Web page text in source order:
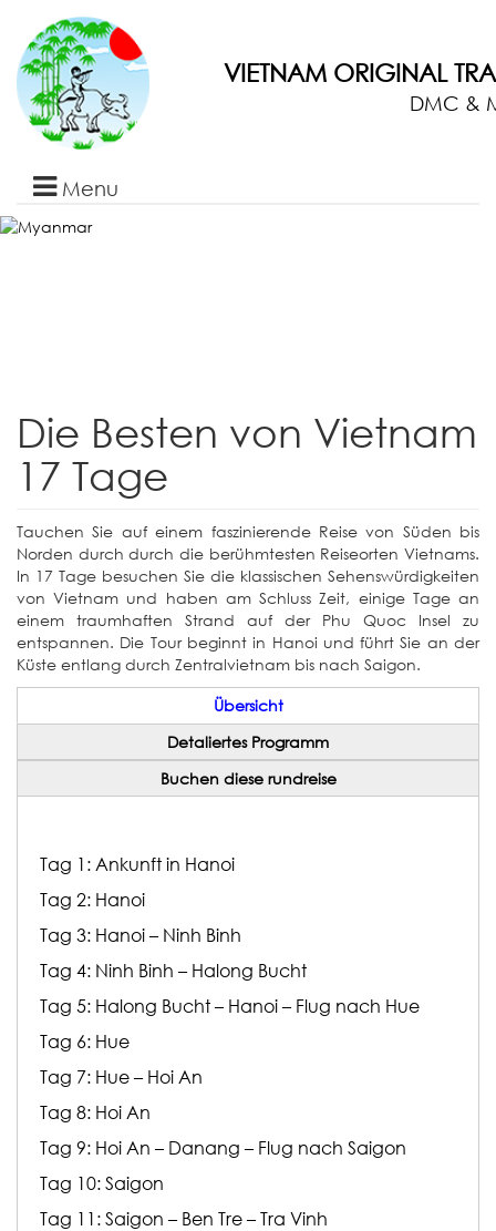
VIETNAM ORIGINAL
DMC &
Menu
Startseite
Überuns
Kontakt
Nachrichten
Die Besten von Vietnam
17 Tage
Tauchen Sie auf einem faszinierende Reise von Süden bis
Norden durch durch die berühmtesten Reiseorten Vietnams.
In 17 Tage besuchen Sie die klassischen Sehenswürdigkeiten
von Vietnam und haben am Schluss Zeit, einige Tage an
einem traumhaften Strand auf der Phu Quoc Insel zu
entspannen. Die Tour beginnt in Hanoi und führt Sie an der
Küste entlang durch Zentralvietnam bis nach Saigon.
Übersicht
Detaliertes Programm
Buchen diese rundreise
Tag 1: Ankunft in Hanoi
Tag 2: Hanoi
Tag 3: Hanoi – Ninh Binh
Tag 4: Ninh Binh – Halong Bucht
Tag 5: Halong Bucht – Hanoi – Flug nach Hue
Tag 6: Hue
Tag 7: Hue – Hoi An
Tag 8: Hoi An
Tag 9: Hoi An – Danang – Flug nach Saigon
Tag 10: Saigon
Tag 11: Saigon – Ben Tre – Tra Vinh